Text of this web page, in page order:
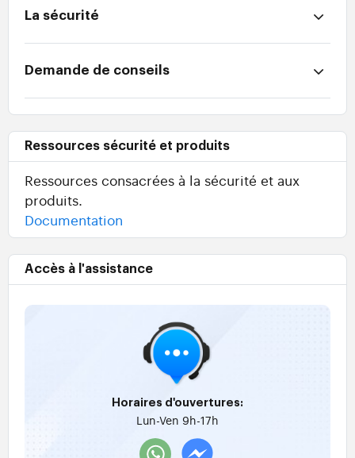
La sécurité
Demande de conseils
Ressources sécurité et produits
Ressources consacrées à la sécurité et aux
produits.
Documentation
Accès à l'assistance
Horaires d'ouvertures:
Lun-Ven 9h-17h